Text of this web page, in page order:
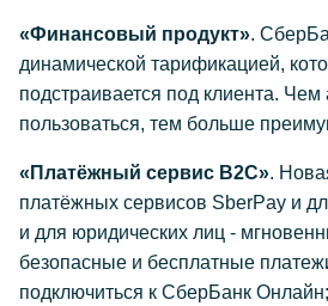
«Финансовый продукт».
динамической тарификацией,
подстраивается под клиента.
пользоваться, тем больше
«Платёжный сервис В2С».
платёжных сервисов SberPay и
и для юридических лиц -
безопасные и бесплатные
подключиться к СберБанк Онлайн;